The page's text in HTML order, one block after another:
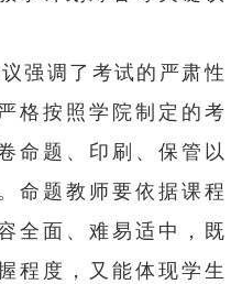
强调了考试的严肃性
格按照学院制定的考
命题、印刷、保管以
命题教师要依据课程
全面、难易适中，既
程度，又能体现学生